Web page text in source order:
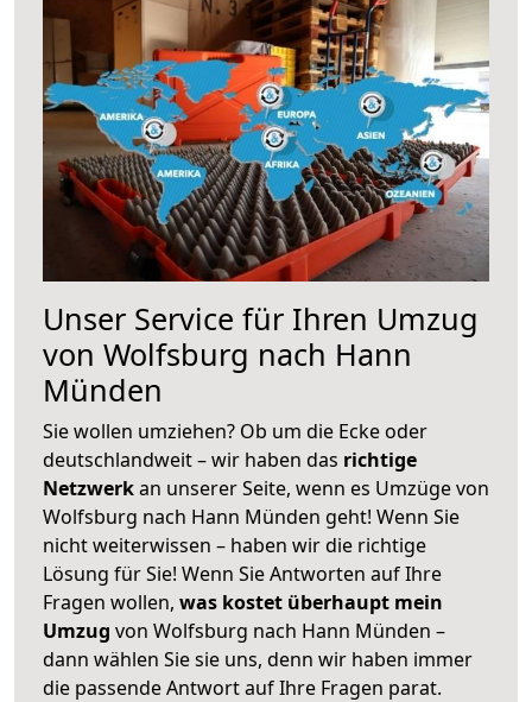
Unser Service für Ihren Umzug
von Wolfsburg nach Hann
Münden
Sie wollen umziehen? Ob um die Ecke oder
deutschlandweit – wir haben das richtige
Netzwerkan unserer Seite, wenn es Umzüge von
Wolfsburg nach Hann Münden geht! Wenn Sie
nicht weiterwissen – haben wir die richtige
Lösung für Sie! Wenn Sie Antworten auf Ihre
Fragen wollen, was kostet überhaupt mein
Umzug von Wolfsburg nach Hann Münden –
dann wählen Sie sie uns, denn wir haben immer
die passende Antwort auf Ihre Fragen parat.